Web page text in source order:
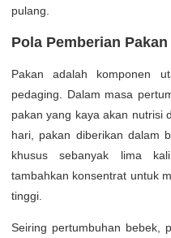
pulang.
Pola Pemberian
Pakan adalah komponen
pedaging. Dalam masa
pakan yang kaya akan nutrisi
hari, pakan diberikan dalam
khusus sebanyak lima
tambahkan konsentrat untuk
tinggi.
Seiring pertumbuhan bebek,